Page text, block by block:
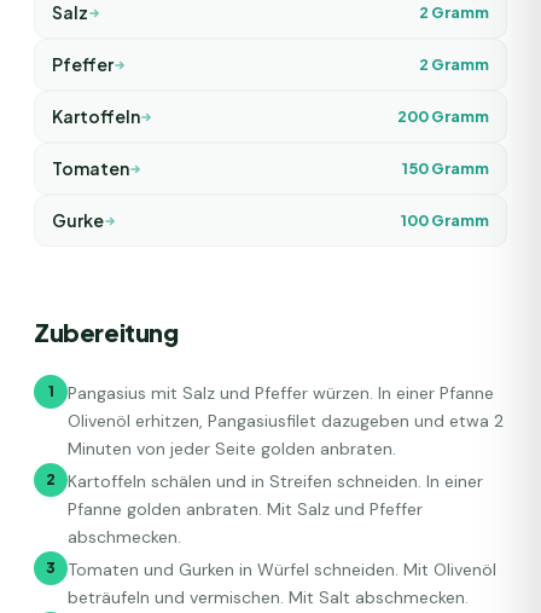
Salz 2 Gramm
Pfeffer 2 Gramm
Kartoffeln 200Gramm
Tomaten 150Gramm
Gurke 100Gramm
Zubereitung
1
Pangasius mit Salz und Pfeffer würzen. In einer Pfanne
Olivenöl erhitzen, Pangasiusfilet dazugeben und etwa 2
Minuten von jeder Seite golden anbraten.
2
Kartoffeln schälen und in Streifen schneiden. In einer
Pfanne golden anbraten. Mit Salz und Pfeffer
abschmecken.
3
Tomaten und Gurken in Würfel schneiden. Mit Olivenöl
beträufeln und vermischen. Mit Salt abschmecken.